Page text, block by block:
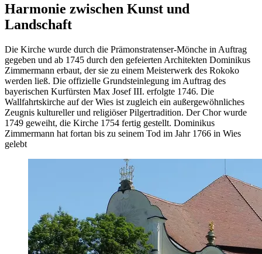
Harmonie zwischen Kunst und
Landschaft
Die Kirche wurde durch die Prämonstratenser-Mönche in Auftrag
gegeben und ab 1745 durch den gefeierten Architekten Dominikus
Zimmermann erbaut, der sie zu einem Meisterwerk des Rokoko
werden ließ. Die offizielle Grundsteinlegung im Auftrag des
bayerischen Kurfürsten Max Josef III. erfolgte 1746. Die
Wallfahrtskirche auf der Wies ist zugleich ein außergewöhnliches
Zeugnis kultureller und religiöser Pilgertradition. Der Chor wurde
1749 geweiht, die Kirche 1754 fertig gestellt. Dominikus
Zimmermann hat fortan bis zu seinem Tod im Jahr 1766 in Wies
gelebt